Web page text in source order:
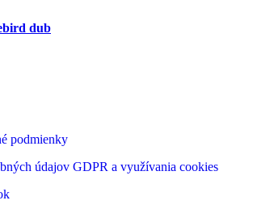
dub
podmienky
údajov GDPR a využívania cookies